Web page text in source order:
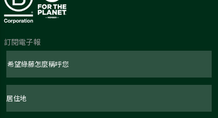
訂閱電子報